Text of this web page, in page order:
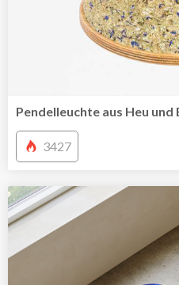
Pendelleuchte aus Heu
3427